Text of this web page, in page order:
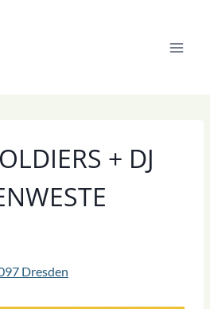
+ DJ
Dresden